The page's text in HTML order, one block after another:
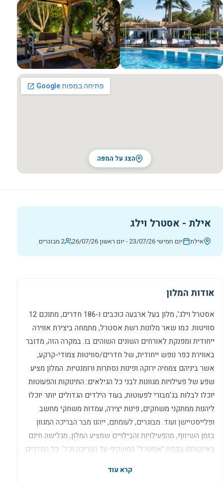
כל התמונות
הצג על המפה
אילת - אסטרל וילג
אילת יום חמישי 23/07/26 - יום ראשון 26/07/26 2 מבוגרים
אודות המלון
אסטרל וילג', מלון בעל ארבעה כוכבים ו-186 חדרים, מתוכם 12
סוויטות. כמו שאר מלונות רשת אסטרל, מתמחה ביצירת אווירה
ייחודית ומפנקת לאורחים השונים השוהים בו. במקרה הזה, מדובר
באווירת כפר נופש ייחודית, של חדרים/סוויטות צמודי-קרקע,
אשר ביניהם צמחיה ירוקה ופינות נסתרות ורומנטיות. המלון מציע
שפע של פעילויות מגוונות לבני כל הגילאים: התינוקות והפעוטות
יוכלו לבלות בג'מבורי לפעוטות, בעוד הילדים הגדולים יותר יוכלו
ליהנות ממתקני משחקים, פינות יצירה, עמדות משחקי מחשב
ופלייסטיישן ועוד. מבוגרים, לעומתם, ייהנו מבר הבריכה המגוון
בזמן השיזוף, מהפעילויות והבילויים שמציע המלון, מגלישה חינם
באינטרנט בקפה "אסטרל" המשקיף על הבריכה וכד'. כל החדרים
עד שלושה ילדים) ליהנות מהשהיה בחדר ממוזג המצויד במיטה